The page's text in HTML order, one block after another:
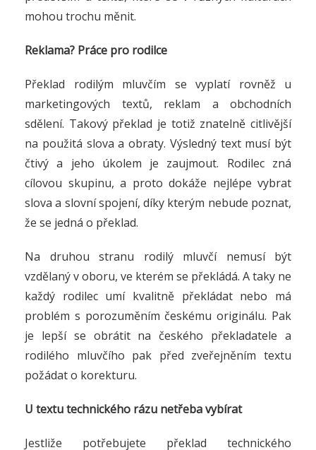
mohou trochu měnit.
Reklama? Práce pro rodilce
Překlad rodilým mluvčím se vyplatí rovněž u
marketingových textů, reklam a obchodních
sdělení. Takový překlad je totiž znatelně citlivější
na použitá slova a obraty. Výsledný text musí být
čtivý a jeho úkolem je zaujmout. Rodilec zná
cílovou skupinu, a proto dokáže nejlépe vybrat
slova a slovní spojení, díky kterým nebude poznat,
že se jedná o překlad.
Na druhou stranu rodilý mluvčí nemusí být
vzdělaný v oboru, ve kterém se překládá. A taky ne
každý rodilec umí kvalitně překládat nebo má
problém s porozuměním českému originálu. Pak
je lepší se obrátit na českého překladatele a
rodilého mluvčího pak před zveřejněním textu
požádat o korekturu.
U textu technického rázu netřeba vybírat
Jestliže potřebujete překlad technického